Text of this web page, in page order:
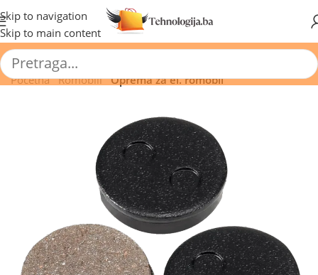
Skip to navigation
Skip to main content
🔥 Pogledajte aktuelne akcije 🔥
Početna/ Romobili/ Oprema za el. romobil